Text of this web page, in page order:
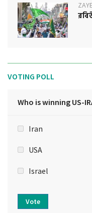
VOTING POLL
Who is winning US-
Iran
USA
Israel
Vote